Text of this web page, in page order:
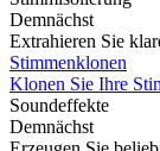
Demnächst
Extrahieren Sie
Stimmenklonen
Klonen Sie Ihre
Soundeffekte
Demnächst